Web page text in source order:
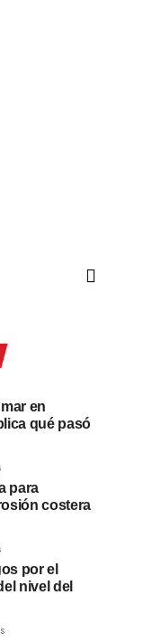
en
qué pasó
para
costera
por el
nivel del